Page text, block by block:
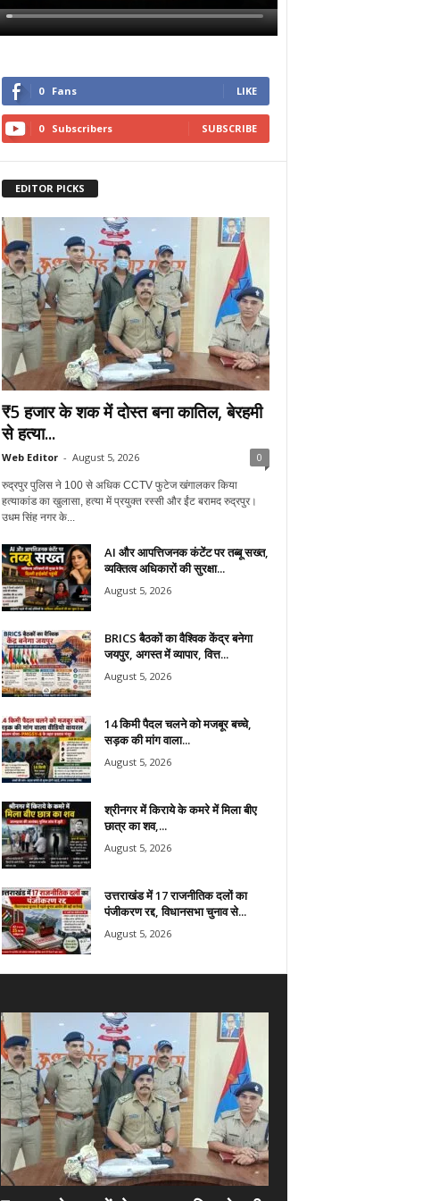
0 Fans LIKE
0 Subscribers SUBSCRIBE
EDITOR PICKS
₹5 हजार के शक में दोस्त बना कातिल, बेरहमी
से हत्या...
Web Editor - August 5, 2026 0
रुद्रपुर पुलिस ने 100 से अधिक CCTV फुटेज खंगालकर किया
हत्याकांड का खुलासा, हत्या में प्रयुक्त रस्सी और ईंट बरामद रुद्रपुर।
उधम सिंह नगर के...
AI और आपत्तिजनक कंटेंट पर तब्बू सख्त,
व्यक्तित्व अधिकारों की सुरक्षा...
August 5, 2026
BRICS बैठकों का वैश्विक केंद्र बनेगा
जयपुर, अगस्त में व्यापार, वित्त...
August 5, 2026
14 किमी पैदल चलने को मजबूर बच्चे,
सड़क की मांग वाला...
August 5, 2026
श्रीनगर में किराये के कमरे में मिला बीए
छात्र का शव,...
August 5, 2026
उत्तराखंड में 17 राजनीतिक दलों का
पंजीकरण रद्द, विधानसभा चुनाव से...
August 5, 2026